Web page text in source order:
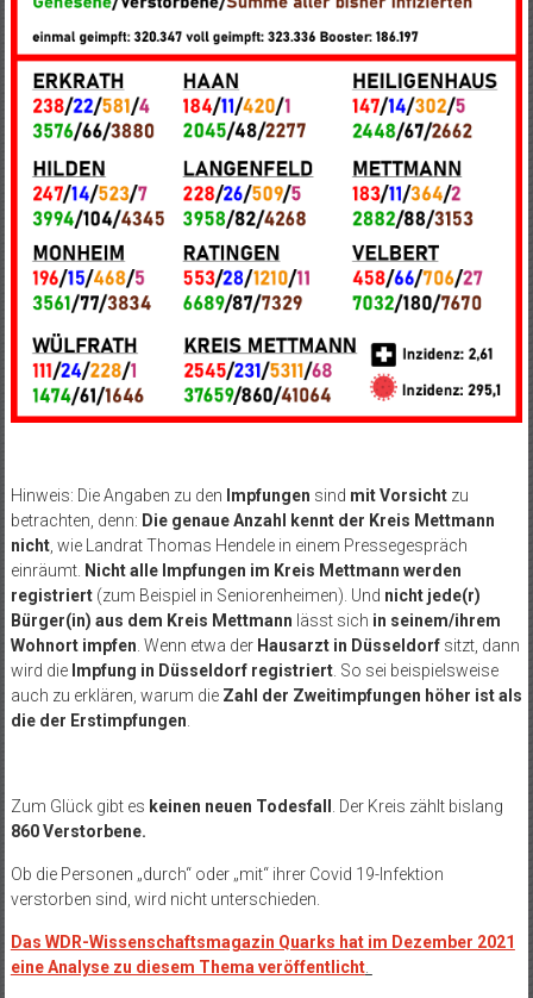
Hinweis: Die Angaben zu den Impfungen sind mit Vorsichtzu
betrachten, denn: Die genaue Anzahl kennt der Kreis Mettmann
nicht, wie Landrat Thomas Hendele in einem Pressegespräch
einräumt. Nicht alle Impfungen im Kreis Mettmann werden
registriert(zum Beispiel in Seniorenheimen). Und nicht jede(r)
Bürger(in) aus dem Kreis Mettmann lässt sich in seinem/ihrem
Wohnort impfen. Wenn etwa der Hausarzt in Düsseldorfsitzt, dann
wird die Impfung in Düsseldorf registriert. So sei beispielsweise
auch zu erklären, warum die Zahl der Zweitimpfungen höher ist als
die der Erstimpfungen.
Zum Glück gibt es keinen neuen Todesfall . Der Kreis zählt bislang
860 Verstorbene.
Ob die Personen „durch“ oder „mit“ ihrer Covid 19-Infektion
verstorben sind, wird nicht unterschieden.
Das WDR-Wissenschaftsmagazin Quarks hat im Dezember 2021
eine Analyse zu diesem Thema veröffentlicht.